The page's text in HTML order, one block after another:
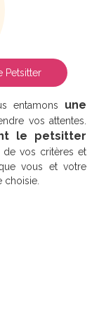
Petsitter
entamons
une
vos attentes.
le petsitter
vos critères et
vous et votre
choisie.